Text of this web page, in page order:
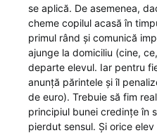
se aplică. De asemenea,
cheme copilul acasă în
primul rând și comunică
ajunge la domiciliu (cine,
departe elevul. Iar pentru
anunță părintele și îl
de euro). Trebuie să fim
principiul bunei credințe în
pierdut sensul. Și orice